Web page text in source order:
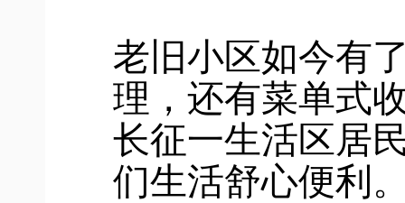
老旧小区如今有
理，还有菜单式
长征一生活区居
们生活舒心便利